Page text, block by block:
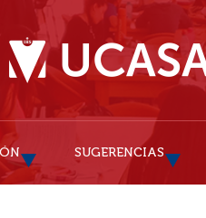
SUGERENCIAS